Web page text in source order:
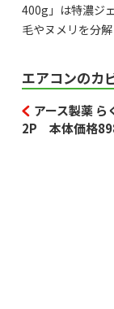
400g」は特濃ジ
毛やヌメリを分解
エアコンのカ
アース製薬
2P 本体価格